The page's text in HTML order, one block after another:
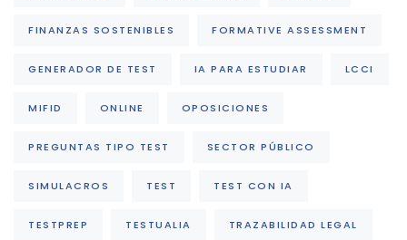
FINANZAS SOSTENIBLES FORMATIVE ASSESSMENT
GENERADOR DE TEST IA PARA ESTUDIAR LCCI
MIFID ONLINE OPOSICIONES
PREGUNTAS TIPO TEST SECTOR PÚBLICO
SIMULACROS TEST TEST CON IA
TESTPREP TESTUALIA TRAZABILIDAD LEGAL